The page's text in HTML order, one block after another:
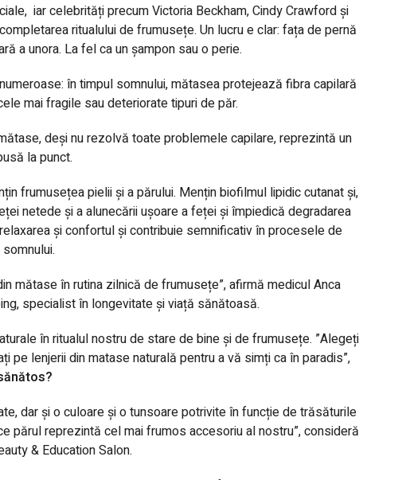
iar celebrități precum Victoria Beckham, Cindy Crawford și
ritualului de frumusețe. Un lucru e clar: fața de pernă
a unora. La fel ca un șampon sau o perie.
în timpul somnului, mătasea protejează fibra capilară
mai fragile sau deteriorate tipuri de păr.
deși nu rezolvă toate problemele capilare, reprezintă un
la punct.
frumusețea pielii și a părului. Mențin biofilmul lipidic cutanat și,
netede și a alunecării ușoare a feței și împiedică degradarea
și confortul și contribuie semnificativ în procesele de
mătase în rutina zilnică de frumusețe”, afirmă medicul Anca
specialist în longevitate și viață sănătoasă.
în ritualul nostru de stare de bine și de frumusețe. ”Alegeți
pe lenjerii dinmatase naturală pentru a vă simți ca în paradis”,
dar și o culoare și o tunsoare potrivite în funcție de trăsăturile
părul reprezintă cel mai frumos accesoriu al nostru”, consideră
& Education Salon.